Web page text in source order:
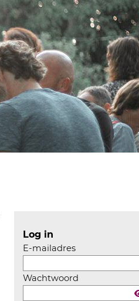
Log in
E-mailadres
Wachtwoord